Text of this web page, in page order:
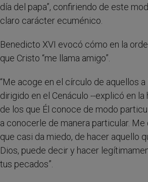
día del papa”, confiriendo de este
claro carácter ecuménico.
Benedicto XVI evocó cómo en la
que Cristo “me llama amigo”.
“Me acoge en el círculo de aquellos a
dirigido en el Cenáculo --explicó en la
de los que Él conoce de modo
a conocerle de manera particular.
que casi da miedo, de hacer aquello
Dios, puede decir y hacer
tus pecados”.